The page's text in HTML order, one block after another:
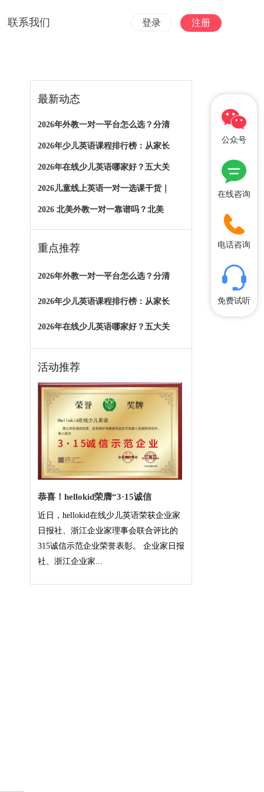
联系我们 登录 注册
最新动态
2026年外教一对一平台怎么选？分清
2026年少儿英语课程排行榜：从家长
2026年在线少儿英语哪家好？五大关
2026儿童线上英语一对一选课干货｜
2026 北美外教一对一靠谱吗？北美
重点推荐
2026年外教一对一平台怎么选？分清
2026年少儿英语课程排行榜：从家长
2026年在线少儿英语哪家好？五大关
活动推荐
恭喜！hellokid荣膺“3·15诚信
近日，hellokid在线少儿英语荣获企业家
日报社、浙江企业家理事会联合评比的
315诚信示范企业荣誉表彰。 企业家日报
社、浙江企业家...
公众号
在线咨询
电话咨询
免费试听